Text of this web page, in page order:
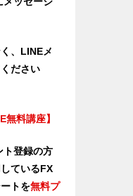
、LINEメ
ださい
無料講座】
ト登録の方
ているFX
トを無料プ